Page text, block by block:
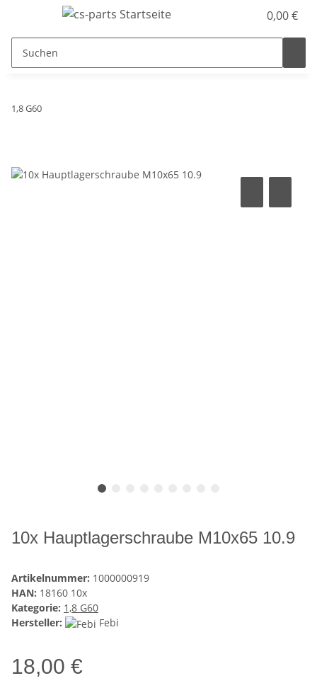
0,00 €
1,8 G60
10x Hauptlagerschraube M10x65 10.9
Artikelnummer: 1000000919
HAN: 18160 10x
Kategorie: 1,8 G60
Hersteller:
Febi
18,00 €